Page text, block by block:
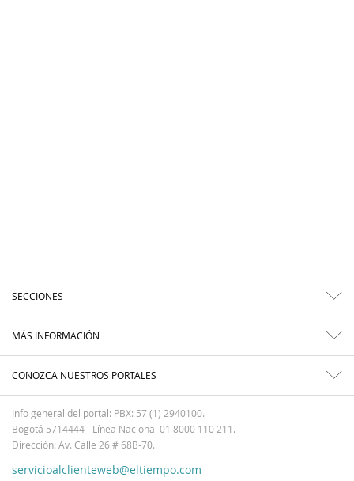
SECCIONES
MÁS INFORMACIÓN
CONOZCA NUESTROS PORTALES
Info general del portal: PBX: 57 (1) 2940100.
Bogotá 5714444 - Línea Nacional 01 8000 110 211.
Dirección: Av. Calle 26 # 68B-70.
servicioalclienteweb@eltiempo.com